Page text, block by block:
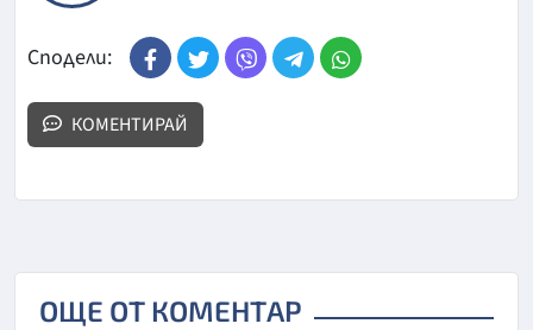
Сподели:
КОМЕНТИРАЙ
ОЩЕ ОТ КОМЕНТАР